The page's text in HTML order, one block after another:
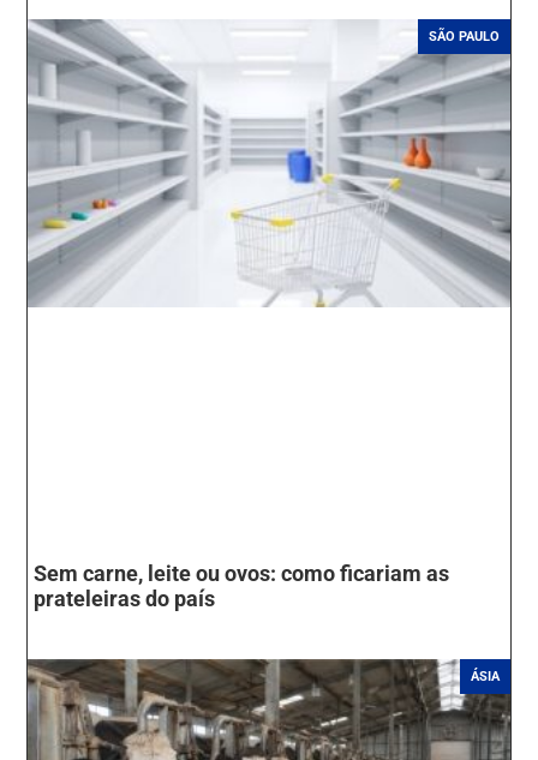
SÃO PAULO
Sem carne, leite ou ovos: como ficariam as
prateleiras do país
ÁSIA